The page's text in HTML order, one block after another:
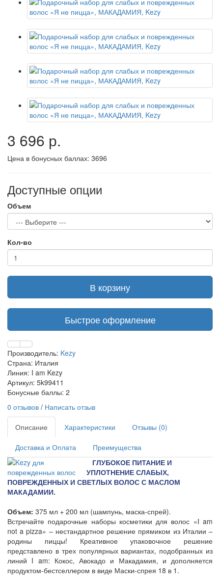
3 696 р.
Цена в бонусных баллах: 3696
Доступные опции
Объем
Кол-во
В корзину
Быстрое оформление
Производитель: Kezy
Страна: Италия
Линия: I am Kezy
Артикул: 5k99411
Бонусные баллы: 2
0 отзывов / Написать отзыв
Описание Характеристики Отзывы (0)
Доставка и Оплата
Преимущества
ГЛУБОКОЕ ПИТАНИЕ И
УПЛОТНЕНИЕ СЛАБЫХ,
ПОВРЕЖДЕННЫХ И СВЕТЛЫХ ВОЛОС С МАСЛОМ
МАКАДАМИИ.
Объем: 375 мл + 200 мл (шампунь, маска-спрей).
Встречайте подарочные наборы косметики для волос «I am
not a pizza» – нестандартное решение прямиком из Италии –
родины пиццы! Креативное упаковочное решение
представлено в трех популярных вариантах, подобранных из
линий I am: Кокос, Авокадо и Макадамия, и дополняется
продуктом-бестселлером в виде Маски-спрея 18 в 1.